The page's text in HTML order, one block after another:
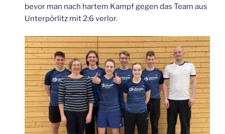
bevor man nach hartem Kampf gegen das Team aus
Unterpörlitz mit 2:6 verlor.